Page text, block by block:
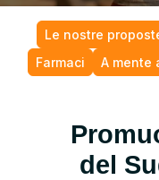
Le nostre
Farmaci
A mente
del